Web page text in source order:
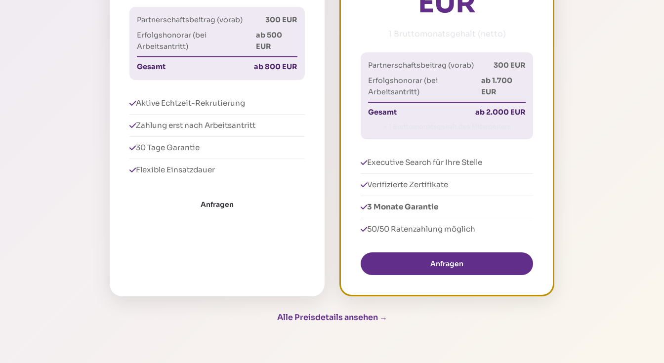
Partnerschaftsbeitrag (vorab)
300 EUR
Erfolgshonorar (bei
Arbeitsantritt)
ab 500
EUR
Gesamt ab 800 EUR
Aktive Echtzeit-Rekrutierung
Zahlung erst nach Arbeitsantritt
30 Tage Garantie
Flexible Einsatzdauer
Anfragen
1 Bruttomonatsgehalt (netto)
Partnerschaftsbeitrag (vorab)
300 EUR
Erfolgshonorar (bei
Arbeitsantritt)
ab 1.700
EUR
Gesamt ab 2.000 EUR
Executive Search für Ihre Stelle
Verifizierte Zertifikate
3 Monate Garantie
50/50 Ratenzahlung möglich
Anfragen
Alle Preisdetails ansehen →